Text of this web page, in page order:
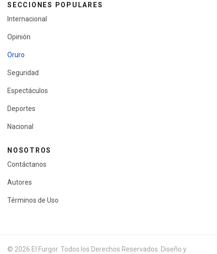
SECCIONES POPULARES
Internacional
Opinión
Oruro
Seguridad
Espectáculos
Deportes
Nacional
NOSOTROS
Contáctanos
Autores
Términos de Uso
© 2026 El Furgor. Todos los Derechos Reservados. Diseño y